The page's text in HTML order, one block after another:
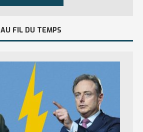
AU FIL DU TEMPS